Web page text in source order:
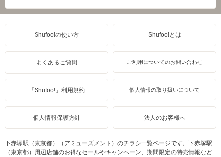
Shufoo!の使い方 Shufoo!とは
よくあるご質問 ご利用についてのお問い合わせ
「Shufoo!」利用規約 個人情報の取り扱いについて
個人情報保護方針 法人のお客様へ
下赤塚駅（東京都）（アミューズメント）のチラシ一覧ページです。下赤塚駅
（東京都）周辺店舗のお得なセールやキャンペーン、期間限定の特売情報など